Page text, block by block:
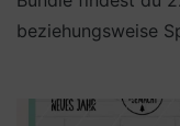
beziehungsweise